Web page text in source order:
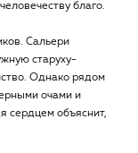
благо.
Сальери
старуху-
Однако рядом
очами и
сердцем объяснит,